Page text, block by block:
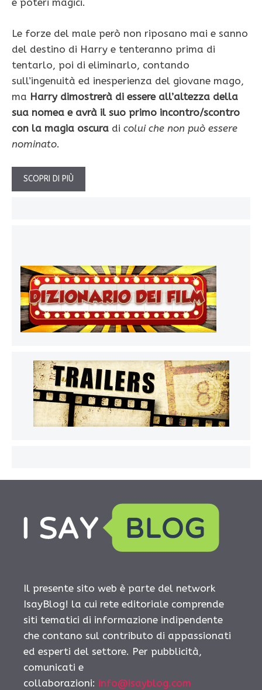
e poteri magici.
Le forze del male però non riposano mai e sanno
del destino di Harry e tenteranno prima di
tentarlo, poi di eliminarlo, contando
sull’ingenuità ed inesperienza del giovane mago,
ma Harry dimostrerà di essere all’altezza della
sua nomea e avrà il suo primo incontro/scontro
con la magia oscura di colui che non può essere
nominato.
SCOPRI DI PIÙ
Il presente sito web è parte del network
IsayBlog! la cui rete editoriale comprende
siti tematici di informazione indipendente
che contano sul contributo di appassionati
ed esperti del settore. Per pubblicità,
comunicati e
collaborazioni: info@isayblog.com